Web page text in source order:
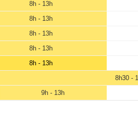
8h - 13h
8h - 13h
8h - 13h
8h - 13h
8h - 13h
8h30 -
9h - 13h